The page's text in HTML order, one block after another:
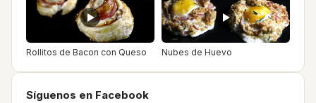
Rollitos de Bacon con Queso Nubes de Huevo
Síguenos en Facebook